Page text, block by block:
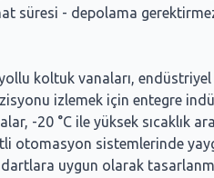
süresi - depolama
koltuk vanaları,
izlemek için entegre
-20 °C ile yüksek sıcaklık
otomasyon sistemlerinde
uygun olarak